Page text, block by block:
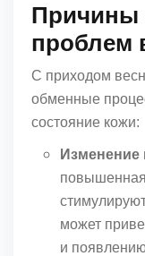
Причины
проблем
С приходом
обменные
состояние кожи:
Изменение
может
и